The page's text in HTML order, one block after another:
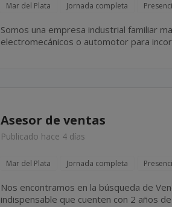
Mar del Plata Jornada completa
Somos una empresa industrial familiar
electromecánicos o automotor para
Asesor de ventas
Publicado hace 4 días
Mar del Plata Jornada completa
Nos encontramos en la búsqueda de
indispensable que cuenten con 2 años